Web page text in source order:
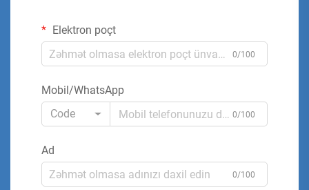
Elektron poçt
0/100
Mobil/WhatsApp
Code
0/100
Ad
0/100